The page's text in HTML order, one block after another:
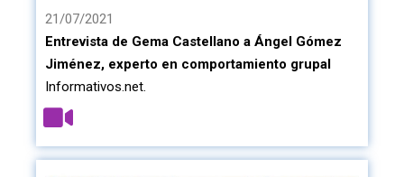
21/07/2021
Entrevista de Gema Castellano a Ángel Gómez
Jiménez, experto en comportamiento grupal
Informativos.net.